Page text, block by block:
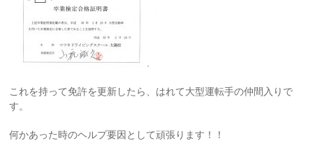
これを持って免許を更新したら、はれて大型運転手の仲間入りで
す。
何かあった時のヘルプ要因として頑張ります！！